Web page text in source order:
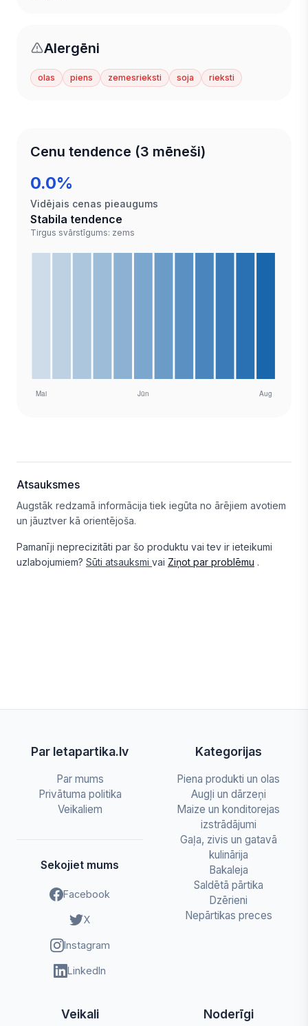
Alergēni
olas piens zemesrieksti soja rieksti
Cenu tendence (3 mēneši)
0.0%
Vidējais cenas pieaugums
Stabila tendence
Tirgus svārstīgums: zems
Atsauksmes
Augstāk redzamā informācija tiek iegūta no ārējiem avotiem
un jāuztver kā orientējoša.
Pamanīji neprecizitāti par šo produktu vai tev ir ieteikumi
uzlabojumiem? Sūti atsauksmi vai Ziņot par problēmu .
Par letapartika.lv
Par mums
Privātuma politika
Veikaliem
Sekojiet mums
Facebook
X
Instagram
LinkedIn
Kategorijas
Piena produkti un olas
Augļi un dārzeņi
Maize un konditorejas
izstrādājumi
Gaļa, zivis un gatavā
kulinārija
Bakaleja
Saldētā pārtika
Dzērieni
Nepārtikas preces
Veikali Noderīgi